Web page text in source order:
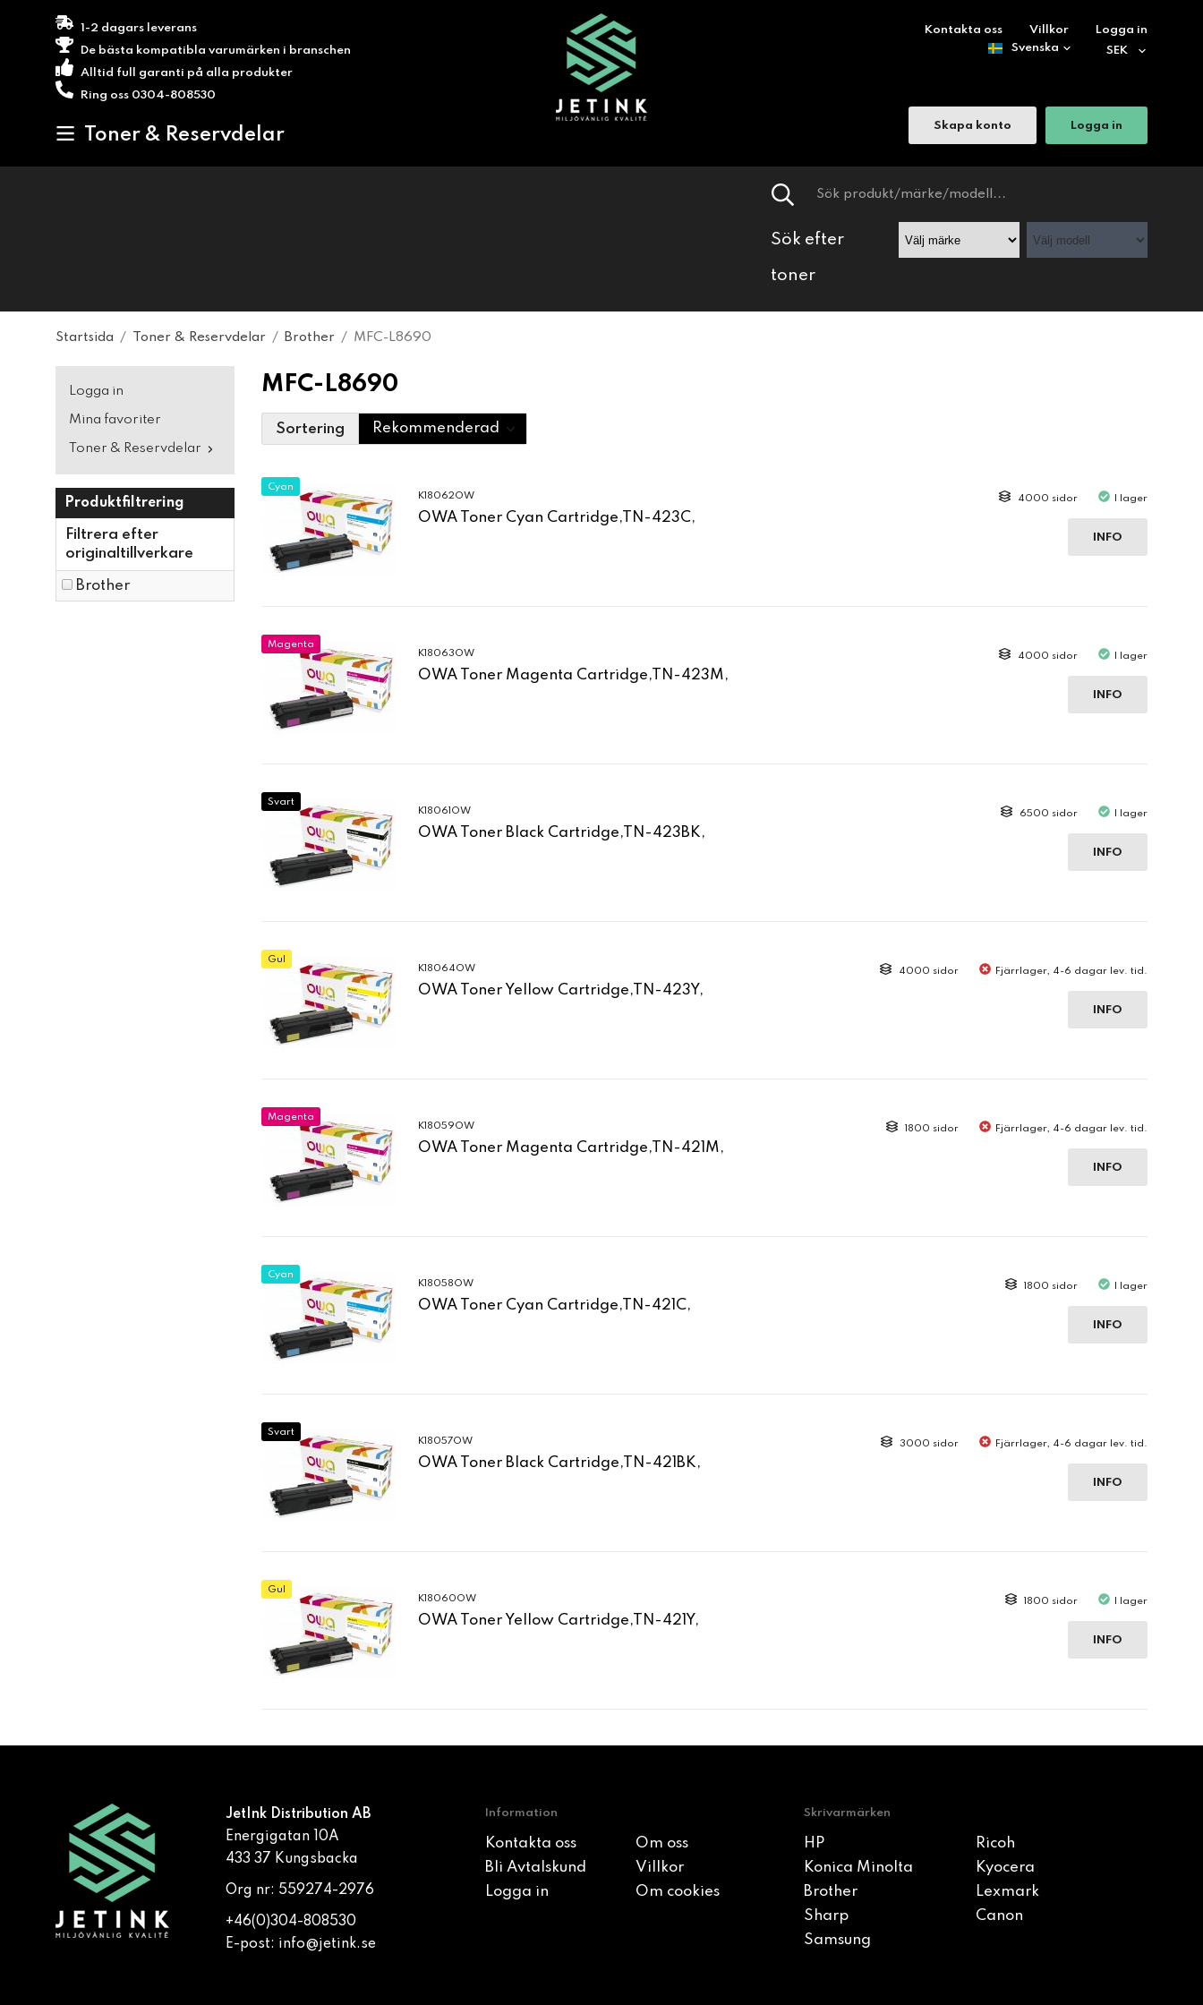
1-2 dagars leverans
De bästa kompatibla varumärken i branschen
Alltid full garanti på alla produkter
Ring oss 0304-808530
Toner & Reservdelar
Kontakta oss Villkor Logga in
Skapa konto Logga in
Sök efter
toner
Startsida / Toner & Reservdelar / Brother / MFC-L8690
Logga in
Mina favoriter
Toner & Reservdelar
Produktfiltrering
Filtrera efter
originaltillverkare
Brother
MFC-L8690
Sortering
Cyan
K18062OW
OWA Toner Cyan Cartridge,TN-423C,
4000 sidor I lager
INFO
Magenta
K18063OW
OWA Toner Magenta Cartridge,TN-423M,
4000 sidor I lager
INFO
Svart
K18061OW
OWA Toner Black Cartridge,TN-423BK,
6500 sidor I lager
INFO
Gul
K18064OW
OWA Toner Yellow Cartridge,TN-423Y,
4000 sidor Fjärrlager, 4-6 dagar lev. tid.
INFO
Magenta
K18059OW
OWA Toner Magenta Cartridge,TN-421M,
1800 sidor Fjärrlager, 4-6 dagar lev. tid.
INFO
Cyan
K18058OW
OWA Toner Cyan Cartridge,TN-421C,
1800 sidor I lager
INFO
Svart
K18057OW
OWA Toner Black Cartridge,TN-421BK,
3000 sidor Fjärrlager, 4-6 dagar lev. tid.
INFO
Gul
K18060OW
OWA Toner Yellow Cartridge,TN-421Y,
1800 sidor I lager
INFO
JetInk Distribution AB
Energigatan 10A
433 37 Kungsbacka
Org nr: 559274-2976
+46(0)304-808530
E-post: info@jetink.se
Information
Kontakta oss
Om oss
Bli Avtalskund
Villkor
Logga in
Om cookies
Skrivarmärken
HP
Ricoh
Konica Minolta
Kyocera
Brother
Lexmark
Sharp
Canon
Samsung